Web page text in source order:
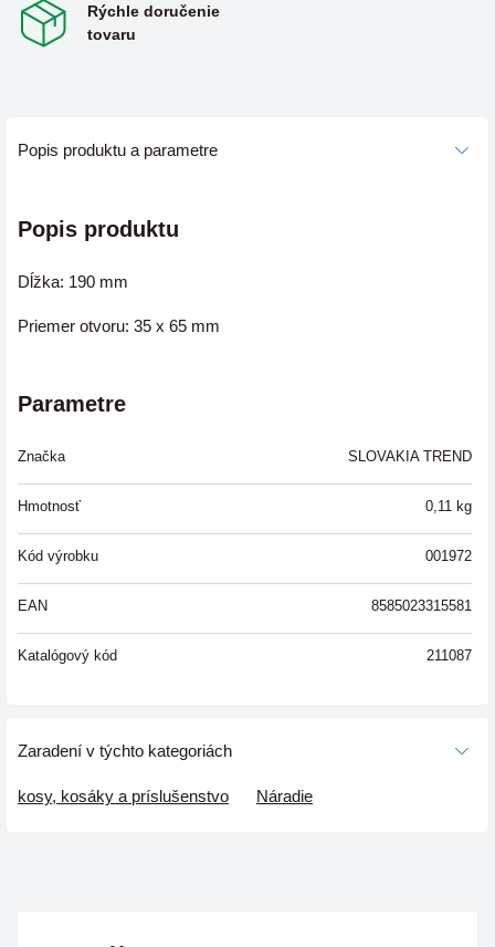
Rýchle doručenie
tovaru
Popis produktu a parametre
Popis produktu
Dĺžka: 190 mm
Priemer otvoru: 35 x 65 mm
Parametre
Značka SLOVAKIA TREND
Hmotnosť 0,11 kg
Kód výrobku 001972
EAN 8585023315581
Katalógový kód 211087
Zaradení v týchto kategoriách
kosy, kosáky a príslušenstvo Náradie